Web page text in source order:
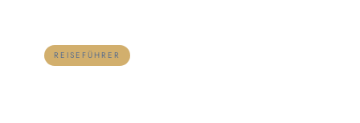
REISEFÜHRER